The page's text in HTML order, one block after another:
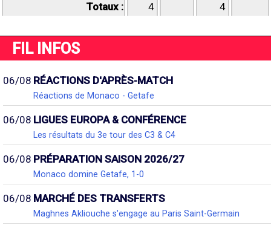
Totaux :
4 4
FIL INFOS
06/08 RÉACTIONS D'APRÈS-MATCH
Réactions de Monaco - Getafe
06/08 LIGUES EUROPA & CONFÉRENCE
Les résultats du 3e tour des C3 & C4
06/08 PRÉPARATION SAISON 2026/27
Monaco domine Getafe, 1-0
06/08 MARCHÉ DES TRANSFERTS
Maghnes Akliouche s'engage au Paris Saint-Germain